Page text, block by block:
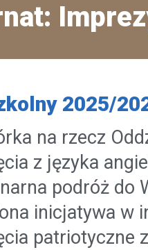
2025/
na rzecz
z języka
podróż do
inicjatywa w
patriotyczne